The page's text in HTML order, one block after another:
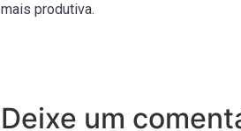
mais produtiva.
Deixe um